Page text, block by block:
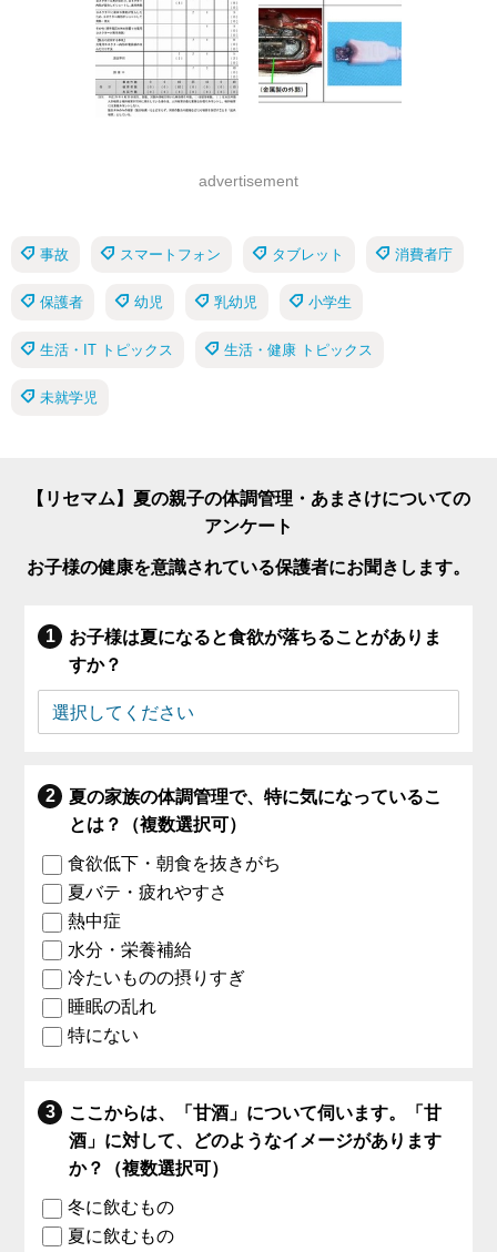
advertisement
事故 スマートフォン タブレット 消費者庁
保護者 幼児 乳幼児 小学生
生活・IT トピックス 生活・健康 トピックス
未就学児
【リセマム】夏の親子の体調管理・あまさけについての
アンケート
お子様の健康を意識されている保護者にお聞きします。
お子様は夏になると食欲が落ちることがありま
すか？
夏の家族の体調管理で、特に気になっているこ
とは？（複数選択可）
食欲低下・朝食を抜きがち
夏バテ・疲れやすさ
熱中症
水分・栄養補給
冷たいものの摂りすぎ
睡眠の乱れ
特にない
ここからは、「甘酒」について伺います。「甘
酒」に対して、どのようなイメージがあります
か？（複数選択可）
冬に飲むもの
夏に飲むもの